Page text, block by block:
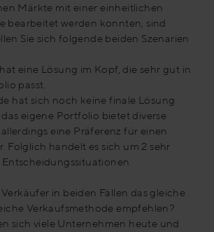
Märkte mit einer einheitlichen
bearbeitet werden konnten, sind
Sie sich folgende beiden Szenarien
eine Lösung im Kopf, die sehr gut in
passt.
hat sich noch keine finale Lösung
eigene Portfolio bietet diverse
eine Präferenz für einen
Folglich handelt es sich um 2 sehr
in beiden Fällen das gleiche
Verkaufsmethode empfehlen?
sich viele Unternehmen heute und